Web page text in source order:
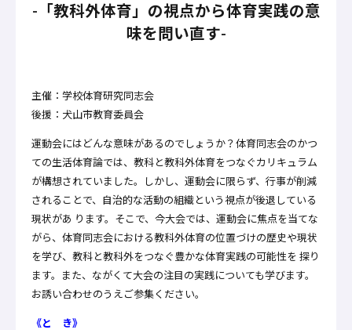
-「教科外体育」の視点から体育実践の意
味を問い直す-
主催：学校体育研究同志会
後援：犬山市教育委員会
運動会にはどんな意味があるのでしょうか？体育同志会のかつ
ての生活体育論では、教科と教科外体育をつなぐカリキュラム
が構想されていました。しかし、運動会に限らず、行事が削減
されることで、自治的な活動の組織という視点が後退している
現状があ ります。そこで、今大会では、運動会に焦点を当てな
がら、体育同志会における教科外体育の位置づけの歴史や現状
を学び、教科と教科外をつなぐ豊かな体育実践の可能性を 探り
ます。また、ながくて大会の注目の実践についても学びます。
お誘い合わせのうえご参集ください。
《と き》